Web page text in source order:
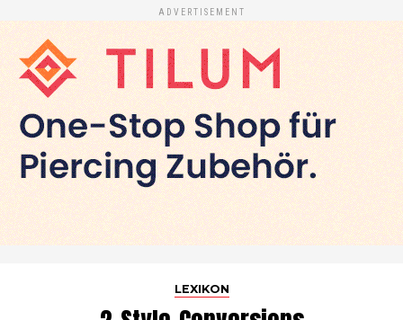
ADVERTISEMENT
LEXIKON